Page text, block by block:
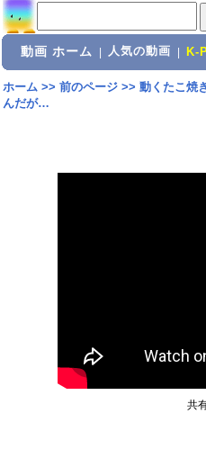
動画 ホーム 人気の動画 K-
ホーム>> 前のページ>> 動くたこ焼
んだが…
共